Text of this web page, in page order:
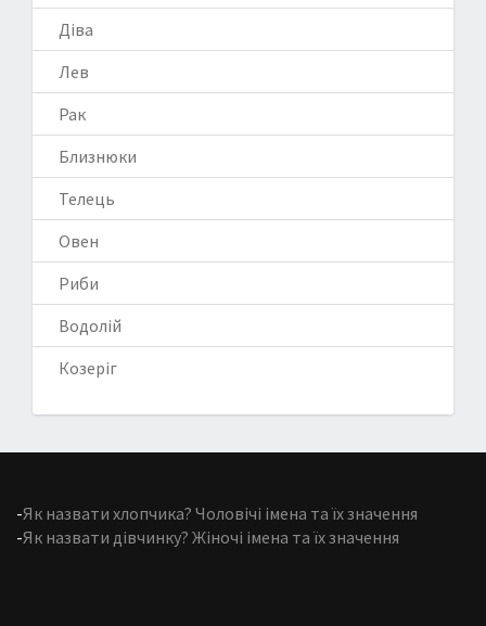
Діва
Лев
Рак
Близнюки
Телець
Овен
Риби
Водолій
Козеріг
-Як назвати хлопчика? Чоловічі імена та їх значення
-Як назвати дівчинку? Жіночі імена та їх значення